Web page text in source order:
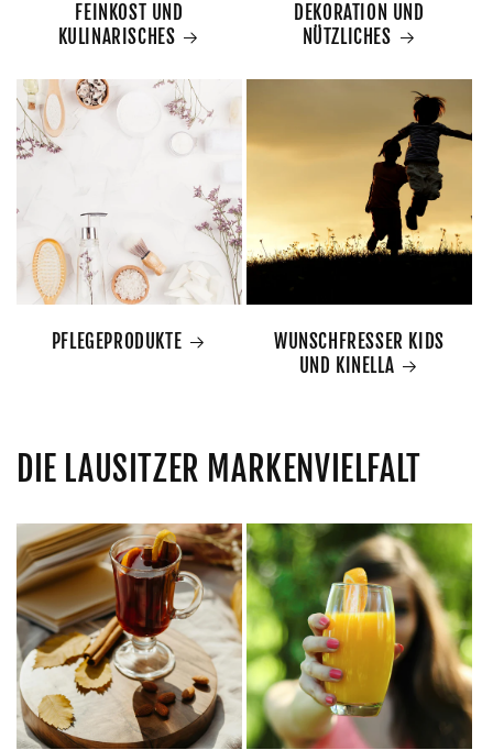
FEINKOST UND
KULINARISCHES
DEKORATION UND
NÜTZLICHES
PFLEGEPRODUKTE
WUNSCHFRESSER KIDS
UND KINELLA
DIE LAUSITZER MARKENVIELFALT